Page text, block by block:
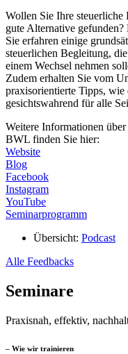
Wollen Sie Ihre steuerliche
gute Alternative
Sie erfahren einige
steuerlichen Begleitung,
einem Wechsel nehmen
Zudem erhalten Sie vom
praxisorientierte Tipps, wie
gesichtswahrend für alle
Weitere Informationen
BWL finden Sie hier:
Website
Blog
Facebook
Instagram
YouTube
Seminarprogramm
Übersicht: Podcast
Alle Feedbacks
Seminare
Praxisnah, effektiv,
– Wie wir trainieren